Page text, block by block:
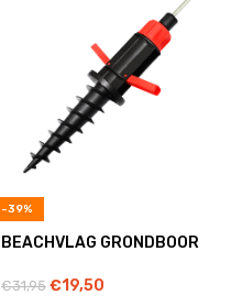
-39%
BEACHVLAG GRONDBOOR
€31,95 €19,50